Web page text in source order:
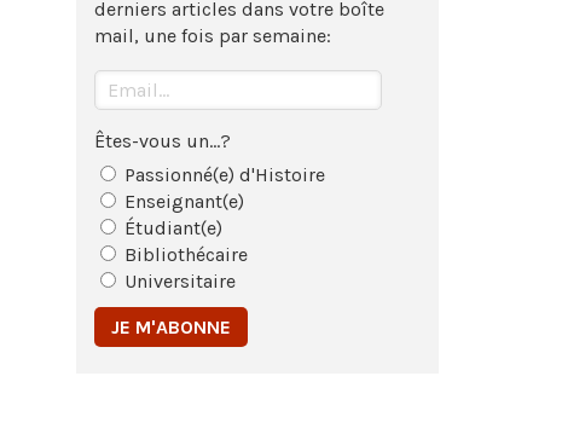
derniers articles dans votre boîte
mail, une fois par semaine:
Êtes-vous un...?
Passionné(e) d'Histoire
Enseignant(e)
Étudiant(e)
Bibliothécaire
Universitaire